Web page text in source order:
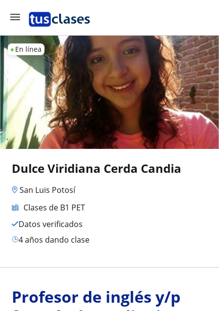
En línea
Dulce Viridiana Cerda Candia
San Luis Potosí
Clases de B1 PET
Datos verificados
4 años dando clase
Profesor de inglés y/p